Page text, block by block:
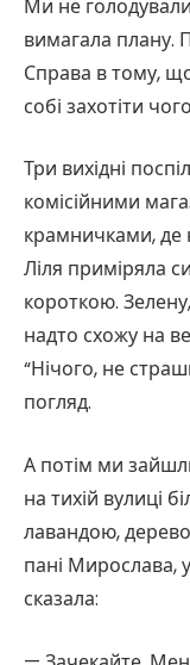
Ми не
вимагала плану.
Справа в тому,
собі захотіти
Три вихідні
комісійними
крамничками, де
Ліля приміряла
короткою.
надто схожу на
“Нічого, не
погляд.
А потім ми
на тихій вулиці
лавандою,
пані Мирослава,
сказала: